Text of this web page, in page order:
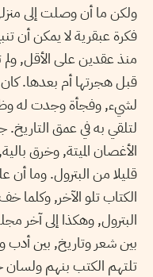
ولكن ما أن وصلت إلى
فكرة عبقرية لا يمكن أن
منذ عقدين على الأقل, ولم
قبل هجرتها أم بعدها.
لشيء, وفجأة وجدت له
لتلقي به في عمق
الأغصان الميتة, وخرق
قليلا من البترول. وما
الكتاب تلو الآخر,
البترول, وهكذا إلى آخر
بين شعر وتاريخ, بين
تلتهم الكتب بنهم